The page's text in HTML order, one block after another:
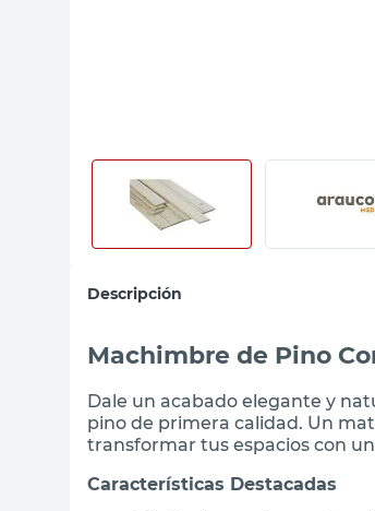
Descripción
Machimbre de Pino
Dale un acabado elegante y
pino de primera calidad. Un
transformar tus espacios con
Características Destacadas